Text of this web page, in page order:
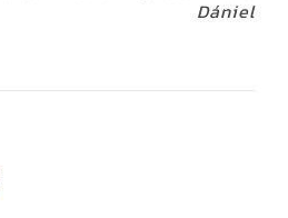
Dániel